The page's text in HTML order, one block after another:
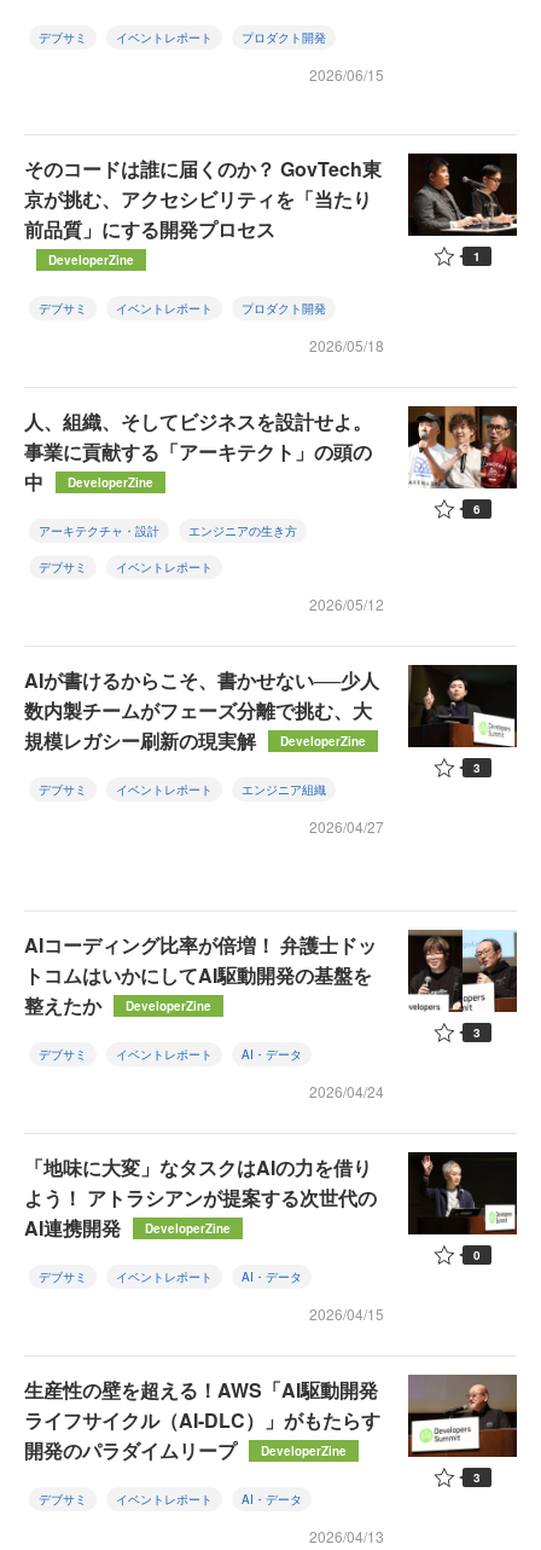
デブサミ イベントレポート プロダクト開発
2026/06/15
そのコードは誰に届くのか？ GovTech東
京が挑む、アクセシビリティを「当たり
前品質」にする開発プロセス
DeveloperZine
デブサミ イベントレポート プロダクト開発
2026/05/18
1
人、組織、そしてビジネスを設計せよ。
事業に貢献する「アーキテクト」の頭の
中
DeveloperZine
アーキテクチャ・設計 エンジニアの生き方
デブサミ イベントレポート
2026/05/12
6
AIが書けるからこそ、書かせない──少人
数内製チームがフェーズ分離で挑む、大
規模レガシー刷新の現実解
DeveloperZine
デブサミ イベントレポート エンジニア組織
2026/04/27
3
AIコーディング比率が倍増！ 弁護士ドッ
トコムはいかにしてAI駆動開発の基盤を
整えたか
DeveloperZine
デブサミ イベントレポート AI・データ
2026/04/24
3
「地味に大変」なタスクはAIの力を借り
よう！ アトラシアンが提案する次世代の
AI連携開発
DeveloperZine
デブサミ イベントレポート AI・データ
2026/04/15
0
生産性の壁を超える！AWS「AI駆動開発
ライフサイクル（AI-DLC）」がもたらす
開発のパラダイムリープ
DeveloperZine
デブサミ イベントレポート AI・データ
2026/04/13
3